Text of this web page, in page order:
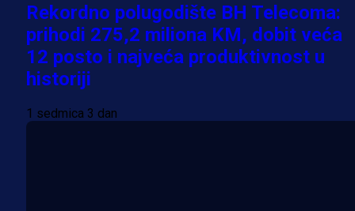
Rekordno polugodište BH Telecoma:
prihodi 275,2 miliona KM, dobit veća
12 posto i najveća produktivnost u
historiji
1 sedmica 3 dan